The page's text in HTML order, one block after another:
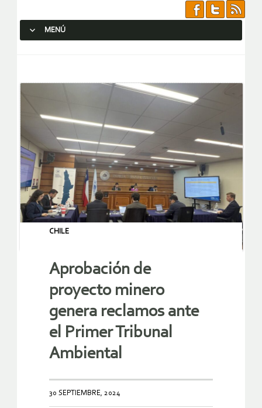
MENÚ
CHILE
Aprobación de
proyecto minero
genera reclamos ante
el Primer Tribunal
Ambiental
30 SEPTIEMBRE, 2024